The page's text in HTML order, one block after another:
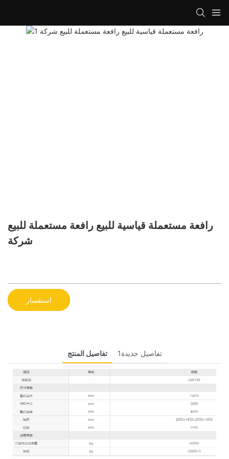
رافعة مستعملة قياسية للبيع رافعة مستعملة للبيع
شركة
استفسار
تفاصيل المنتج تفاصيل جديدة1